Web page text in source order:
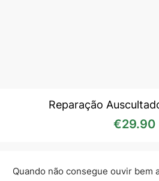
Reparação
€29.90
Quando não consegue ouvir bem